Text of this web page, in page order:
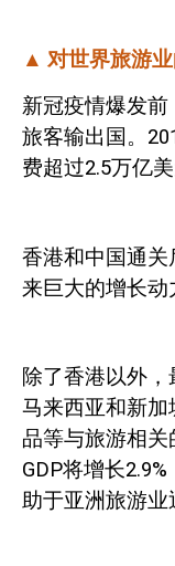
▲ 对世界旅游
新冠疫情爆发
旅客输出国。
费超过2.5万亿美
香港和中国通
来巨大的增长
除了香港以外，
马来西亚和新
品等与旅游相
GDP将增长2.9%
助于亚洲旅游业